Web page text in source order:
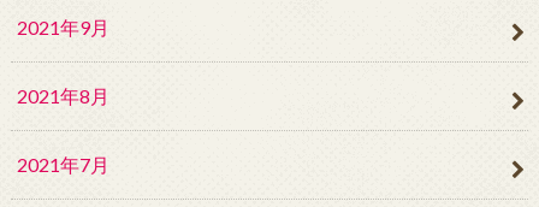
2021年9月
2021年8月
2021年7月